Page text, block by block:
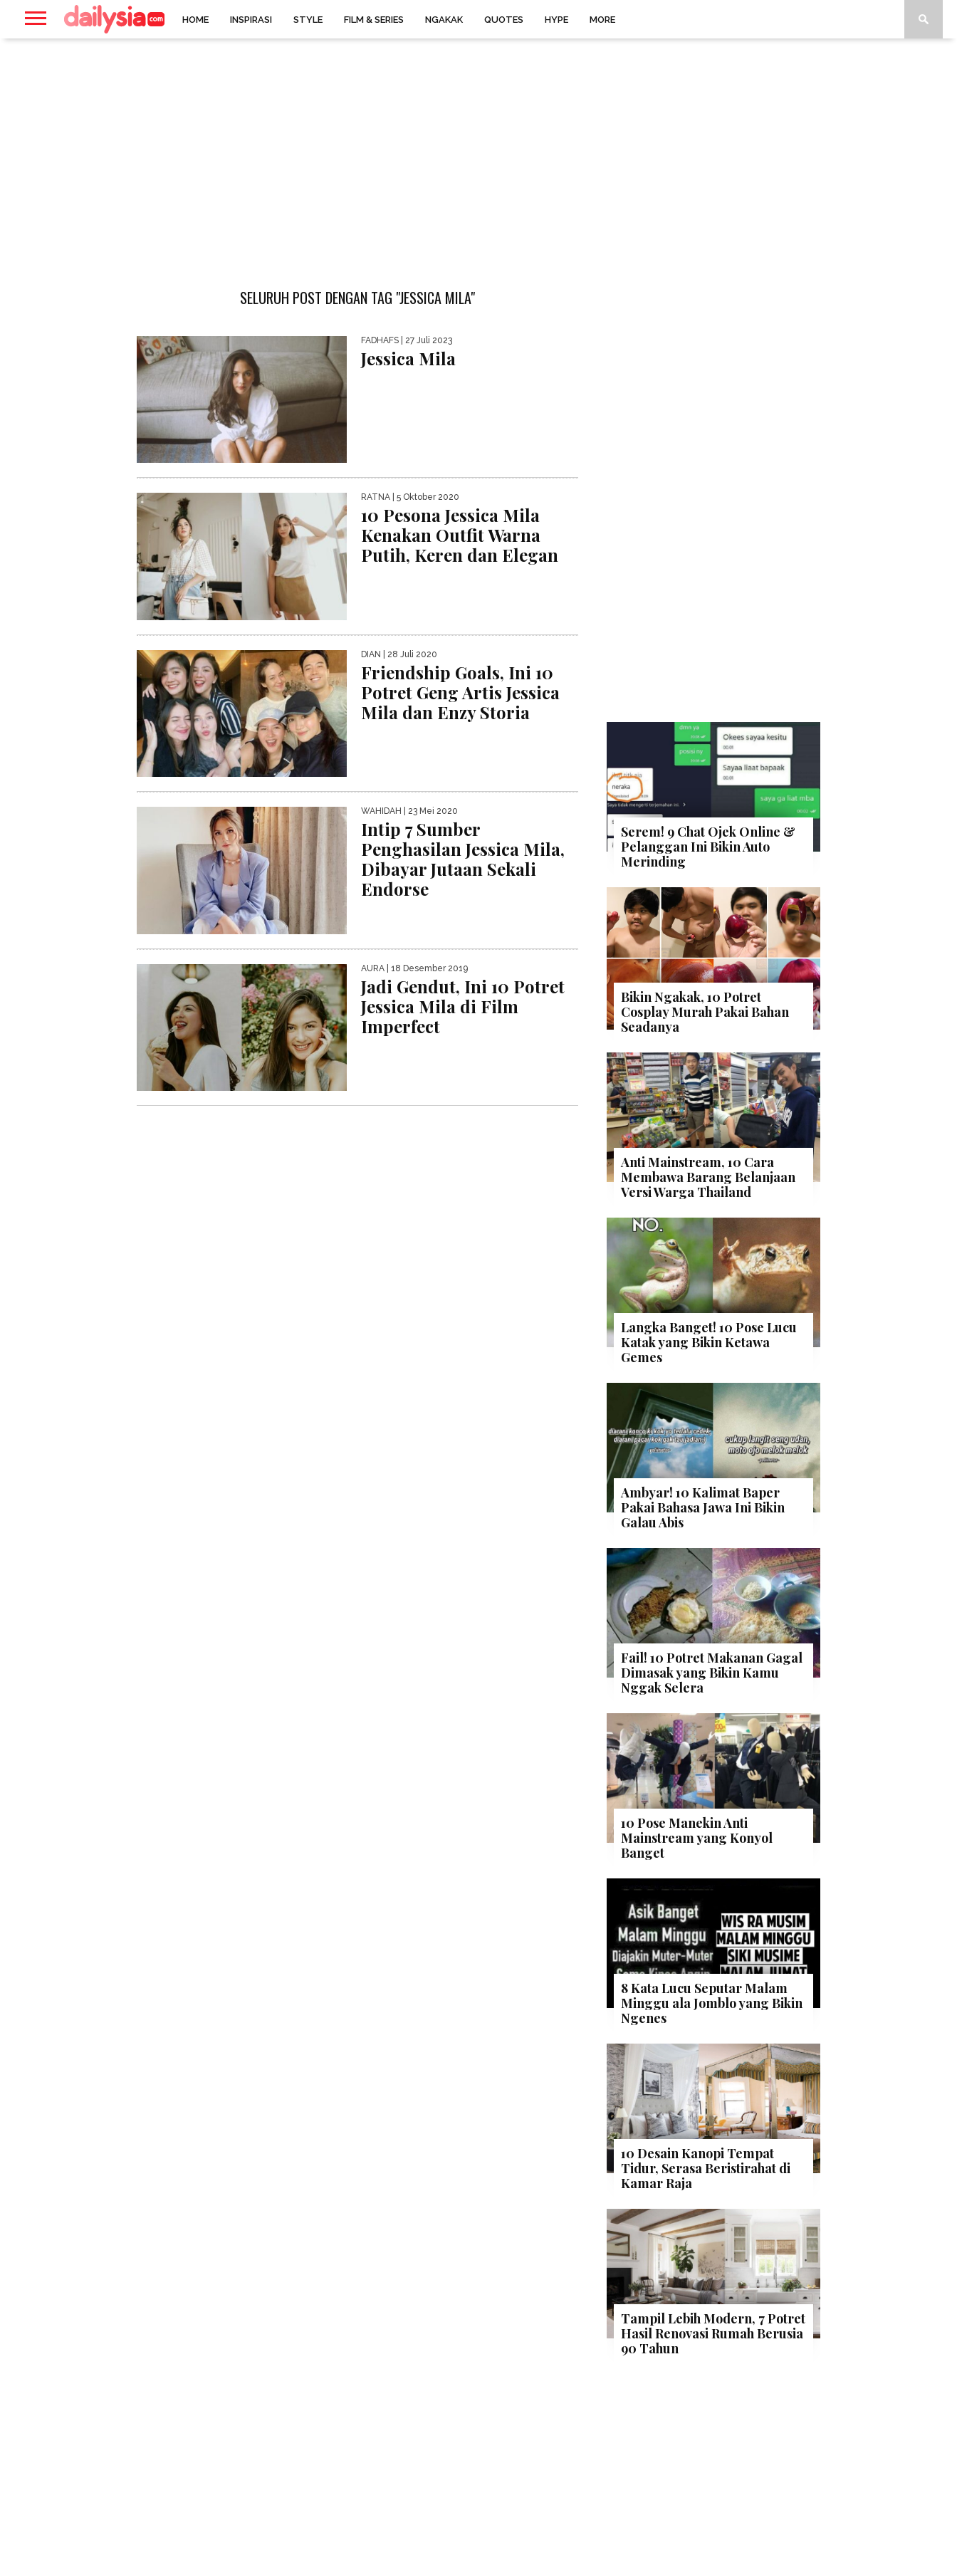
HOME INSPIRASI STYLE FILM & SERIES NGAKAK QUOTES HYPE MORE
SELURUH POST DENGAN TAG "JESSICA MILA"
FADHAFS | 27 Juli 2023
Jessica Mila
RATNA | 5 Oktober 2020
10 Pesona Jessica Mila
Kenakan Outfit Warna
Putih, Keren dan Elegan
DIAN | 28 Juli 2020
Friendship Goals, Ini 10
Potret Geng Artis Jessica
Mila dan Enzy Storia
WAHIDAH | 23 Mei 2020
Intip 7 Sumber
Penghasilan Jessica Mila,
Dibayar Jutaan Sekali
Endorse
AURA | 18 Desember 2019
Jadi Gendut, Ini 10 Potret
Jessica Mila di Film
Imperfect
Serem! 9 Chat Ojek Online &
Pelanggan Ini Bikin Auto
Merinding
Bikin Ngakak, 10 Potret
Cosplay Murah Pakai Bahan
Seadanya
Anti Mainstream, 10 Cara
Membawa Barang Belanjaan
Versi Warga Thailand
Langka Banget! 10 Pose Lucu
Katak yang Bikin Ketawa
Gemes
Ambyar! 10 Kalimat Baper
Pakai Bahasa Jawa Ini Bikin
Galau Abis
Fail! 10 Potret Makanan Gagal
Dimasak yang Bikin Kamu
Nggak Selera
10 Pose Manekin Anti
Mainstream yang Konyol
Banget
8 Kata Lucu Seputar Malam
Minggu ala Jomblo yang Bikin
Ngenes
10 Desain Kanopi Tempat
Tidur, Serasa Beristirahat di
Kamar Raja
Tampil Lebih Modern, 7 Potret
Hasil Renovasi Rumah Berusia
90 Tahun